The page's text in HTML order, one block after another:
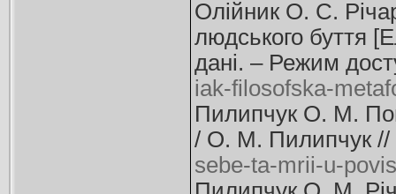
Олійник О. С.
людського буття
дані. – Режим
iak-filosofska-
Пилипчук О. М.
/ О. М. Пилипчук //
sebe-ta-mrii-u-